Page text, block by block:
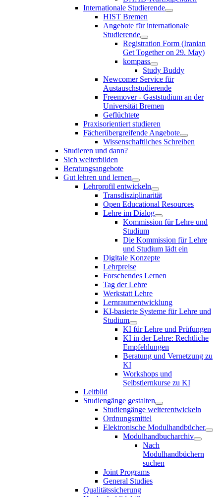
Internationale Studierende
HIST Bremen
Angebote für internationale
Studierende
Registration Form (Iranian
Get Together on 29. May)
kompass
Study Buddy
Newcomer Service für
Austauschstudierende
Freemover - Gaststudium an der
Universität Bremen
Geflüchtete
Praxisorientiert studieren
Fächerübergreifende Angebote
Wissenschaftliches Schreiben
Studieren und dann?
Sich weiterbilden
Beratungsangebote
Gut lehren und lernen
Lehrprofil entwickeln
Transdisziplinarität
Open Educational Resources
Lehre im Dialog
Kommission für Lehre und
Studium
Die Kommission für Lehre
und Studium lädt ein
Digitale Konzepte
Lehrpreise
Forschendes Lernen
Tag der Lehre
Werkstatt Lehre
Lernraumentwicklung
KI-basierte Systeme für Lehre und
Studium
KI für Lehre und Prüfungen
KI in der Lehre: Rechtliche
Empfehlungen
Beratung und Vernetzung zu
KI
Workshops und
Selbstlernkurse zu KI
Leitbild
Studiengänge gestalten
Studiengänge weiterentwickeln
Ordnungsmittel
Elektronische Modulhandbücher
Modulhandbucharchiv
Nach
Modulhandbüchern
suchen
Joint Programs
General Studies
Qualitätssicherung